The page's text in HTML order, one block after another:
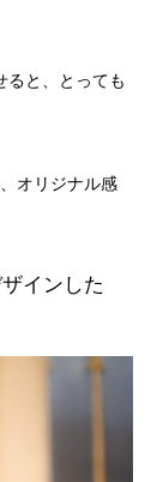
ると、とっても
オリジナル感
インした